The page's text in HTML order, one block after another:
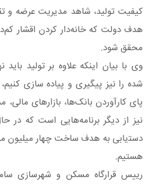
کیفیت تولید، شاهد مدیریت عرضه و
هدف دولت که خانه‌دار کردن اقشار
محقق شود.
وی با بیان اینکه علاوه بر تولید
شده را نیز پیگیری و پیاده سازی
پای کارآوردن بانک‌ها، بازارهای
نیز از دیگر برنامه‌هایی است که در
دست‍‌یابی به هدف ساخت چهار
هستیم.
رییس قرارگاه مسکن و شهرسازی